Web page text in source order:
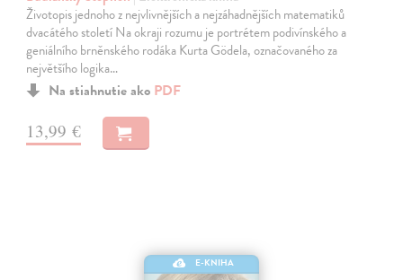
Životopis jednoho z nejvlivnějších a nejzáhadnějších matematiků
dvacátého století Na okraji rozumu je portrétem podivínského a
geniálního brněnského rodáka Kurta Gödela, označovaného za
největšího logika…
Na stiahnutie ako PDF
13,99 €
E-KNIHA